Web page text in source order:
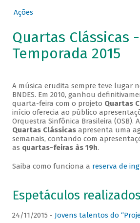
Ações
Quartas Clássicas -
Temporada 2015
A música erudita sempre teve lugar
BNDES. Em 2010, ganhou
quarta-feira com o projeto Quartas
início oferecia ao público
Orquestra Sinfônica Brasileira (OSB).
Quartas Clássicasapresenta uma
semanais, contando com
as quartas-feiras às 19h.
Saiba como funciona a reserva de
Espetáculos realizados
24/11/2015 - Jovens talentos do